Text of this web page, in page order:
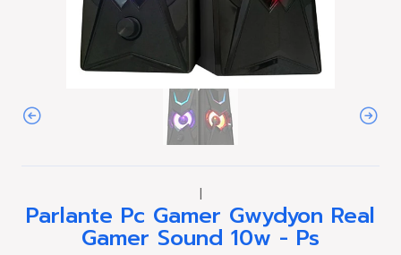
|
Parlante Pc Gamer Gwydyon Real
Gamer Sound 10w - Ps